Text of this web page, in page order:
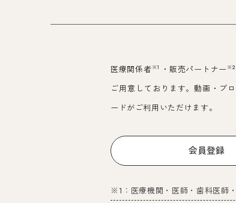
医療関係者※1 ・販売パートナー ※2
ご用意しております。動画・ブ
ードがご利用いただけます。
会員登録
※1：医療機関・医師・歯科医師